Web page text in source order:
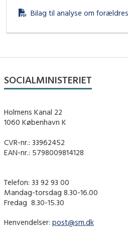
Bilag til analyse om
SOCIALMINISTERIET
Holmens Kanal 22
1060 København K
CVR-nr.: 33962452
EAN-nr.: 5798009814128
Telefon: 33 92 93 00
Mandag-torsdag 8.30-16.00
Fredag ​ 8.30-15.30
Henvendelser: post@sm.dk